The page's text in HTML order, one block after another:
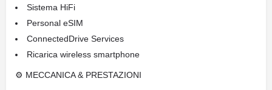
Sistema HiFi
Personal eSIM
ConnectedDrive Services
Ricarica wireless smartphone
⚙ MECCANICA & PRESTAZIONI